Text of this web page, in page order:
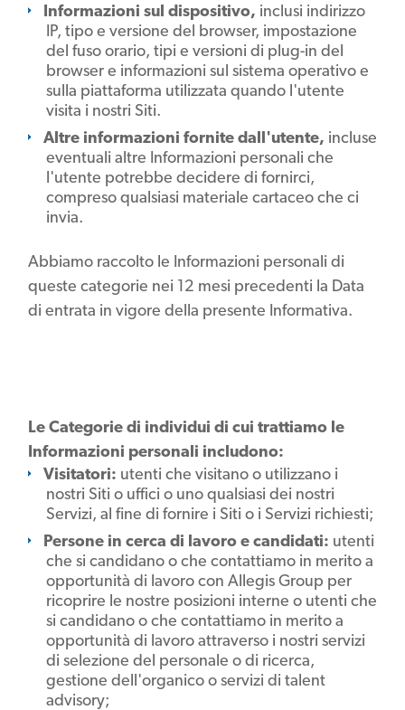
Informazioni sul dispositivo, inclusi indirizzo
IP, tipo e versione del browser, impostazione
del fuso orario, tipi e versioni di plug-in del
browser e informazioni sul sistema operativo e
sulla piattaforma utilizzata quando l'utente
visita i nostri Siti.
Altre informazioni fornite dall'utente, incluse
eventuali altre Informazioni personali che
l'utente potrebbe decidere di fornirci,
compreso qualsiasi materiale cartaceo che ci
invia.
Abbiamo raccolto le Informazioni personali di
queste categorie nei 12 mesi precedenti la Data
di entrata in vigore della presente Informativa.
Le Categorie di individui di cui trattiamo le
Informazioni personali includono:
Visitatori: utenti che visitano o utilizzano i
nostri Siti o uffici o uno qualsiasi dei nostri
Servizi, al fine di fornire i Siti o i Servizi richiesti;
Persone in cerca di lavoro e candidati: utenti
che si candidano o che contattiamo in merito a
opportunità di lavoro con Allegis Group per
ricoprire le nostre posizioni interne o utenti che
si candidano o che contattiamo in merito a
opportunità di lavoro attraverso i nostri servizi
di selezione del personale o di ricerca,
gestione dell'organico o servizi di talent
advisory;